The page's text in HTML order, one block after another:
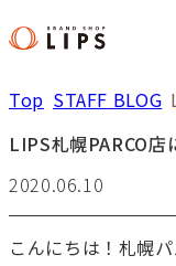
Top STAFF BLOG
LIPS札幌PARCO
2020.06.10
こんにちは！札幌パ